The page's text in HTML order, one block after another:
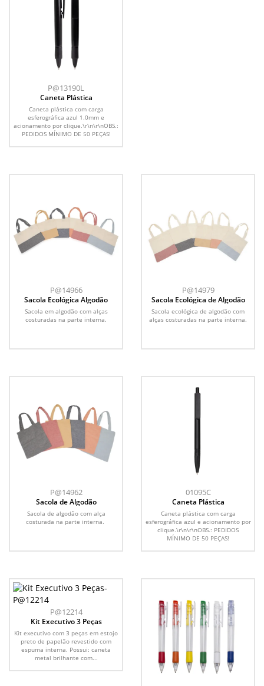
P@13190L
Caneta Plástica
Caneta plástica com carga
esferográfica azul 1.0mm e
acionamento por clique.\r\n\r\nOBS.:
PEDIDOS MÍNIMO DE 50 PEÇAS!
P@14966
Sacola Ecológica Algodão
Sacola em algodão com alças
costuradas na parte interna.
P@14979
Sacola Ecológica de Algodão
Sacola ecológica de algodão com
alças costuradas na parte interna.
P@14962
Sacola de Algodão
Sacola de algodão com alça
costurada na parte interna.
01095C
Caneta Plástica
Caneta plástica com carga
esferográfica azul e acionamento por
clique.\r\n\r\nOBS.: PEDIDOS
MÍNIMO DE 50 PEÇAS!
P@12214
Kit Executivo 3 Peças
Kit executivo com 3 peças em estojo
preto de papelão revestido com
espuma interna. Possui: caneta
metal brilhante com...